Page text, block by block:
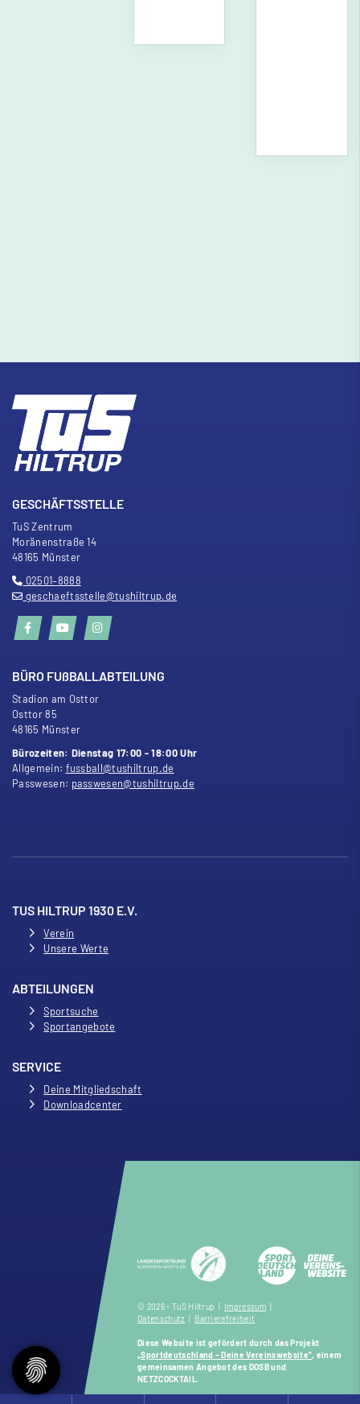
GESCHÄFTSSTELLE
TuS Zentrum
Moränenstraße 14
48165 Münster
02501–8888
geschaeftsstelle@tushiltrup.de
BÜRO FUßBALLABTEILUNG
Stadion am Osttor
Osttor 85
48165 Münster
Bürozeiten: Dienstag 17:00 - 18:00 Uhr
Allgemein: fussball@tushiltrup.de
Passwesen: passwesen@tushiltrup.de
TUS HILTRUP 1930 E.V.
Verein
Unsere Werte
ABTEILUNGEN
Sportsuche
Sportangebote
SERVICE
Deine Mitgliedschaft
Downloadcenter
© 2026 - TuS Hiltrup | Impressum|
Datenschutz
Barrierefreiheit
Diese Website ist gefördert durch das Projekt
„Sportdeutschland – Deine Vereinswebsite”, einem
gemeinsamen Angebot des DOSB und
NETZCOCKTAIL.